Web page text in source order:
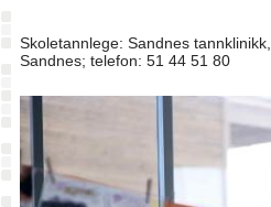
Skoletannlege: Sandnes
Sandnes; telefon: 51 44 51 80